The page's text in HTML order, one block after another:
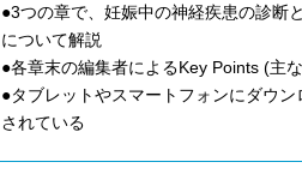
●3つの章で、妊娠中の神経疾患の診断
について解説
●各章末の編集者によるKey Points (主
●タブレットやスマートフォンにダウ
されている